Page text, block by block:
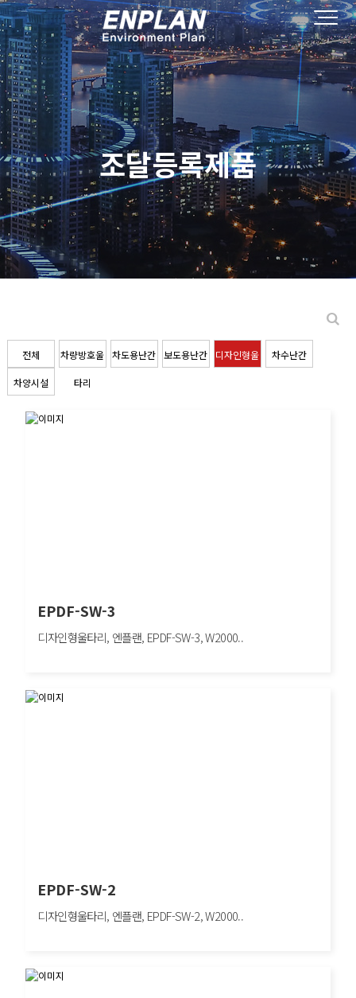
조달등록제품
전체 차량방호울
타리
차도용난간 보도용난간 디자인형울 차수난간
차양시설
EPDF-SW-3
디자인형울타리, 엔플랜, EPDF-SW-3, W2000..
디자인형울타리, 엔플랜, EPDF-SW-3, W2000×H1200mm
EPDF-SW-2
디자인형울타리, 엔플랜, EPDF-SW-2, W2000..
디자인형울타리, 엔플랜, EPDF-SW-2, W2000×H1500mm